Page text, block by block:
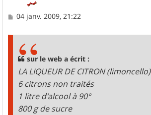
M
04 janv. 2009, 21:22
sur le web a écrit :
LA LIQUEUR DE CITRON (limoncello)
6 citrons non traités
1 litre d'alcool à 90°
800 g de sucre